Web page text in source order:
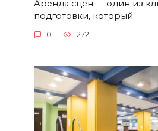
Аренда сцен — один из
подготовки, который
0 272